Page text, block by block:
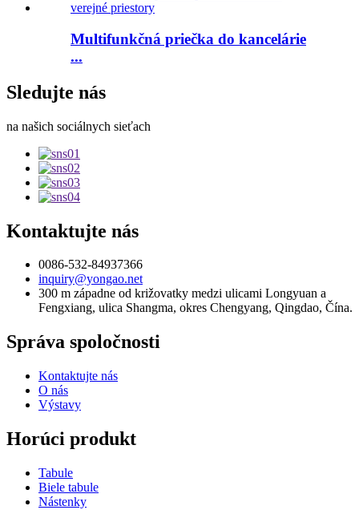
Multifunkčná priečka do kancelárie
...
Sledujte nás
na našich sociálnych sieťach
Kontaktujte nás
0086-532-84937366
inquiry@yongao.net
300 m západne od križovatky medzi ulicami Longyuan a
Fengxiang, ulica Shangma, okres Chengyang, Qingdao, Čína.
Správa spoločnosti
Kontaktujte nás
O nás
Výstavy
Horúci produkt
Tabule
Biele tabule
Nástenky